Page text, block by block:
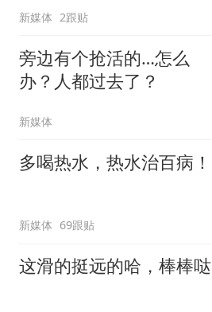
新媒体 2跟贴
旁边有个抢活的…怎么
办？人都过去了？
新媒体
多喝热水，热水治百病！
新媒体 69跟贴
这滑的挺远的哈，棒棒哒